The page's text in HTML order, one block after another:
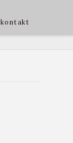
kontakt